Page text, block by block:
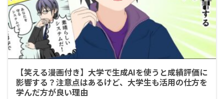
【笑える漫画付き】大学で生成AIを使うと成績評価に
影響する？注意点はあるけど、大学生も活用の仕方を
学んだ方が良い理由